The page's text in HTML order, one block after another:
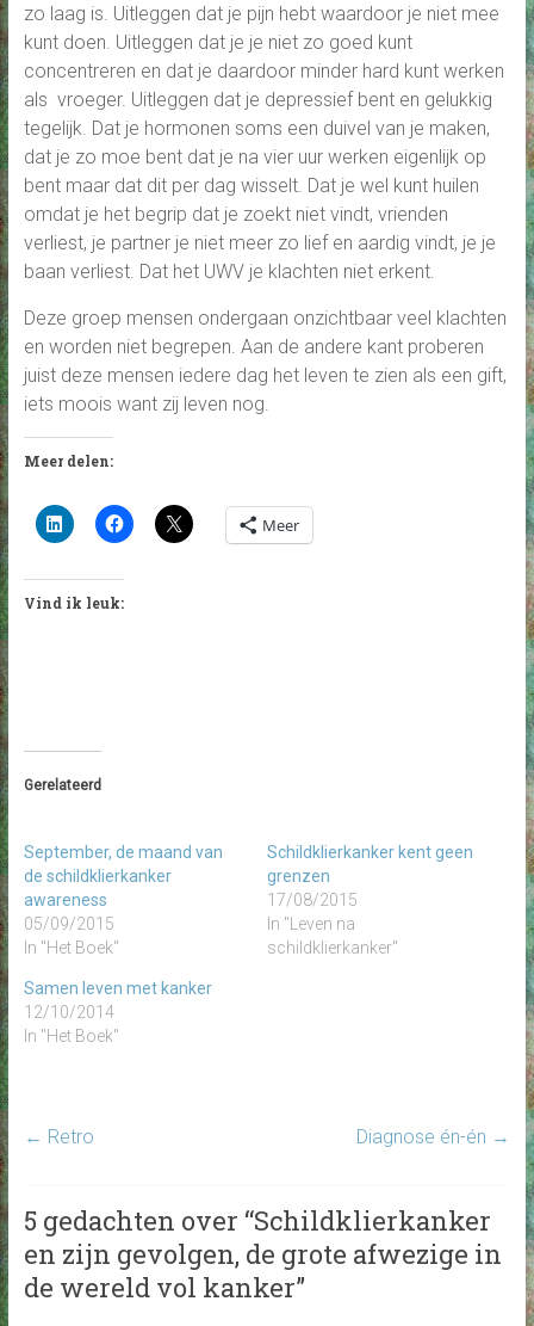
zo laag is. Uitleggen dat je pijn hebt waardoor je niet mee
kunt doen. Uitleggen dat je je niet zo goed kunt
concentreren en dat je daardoor minder hard kunt werken
als vroeger. Uitleggen dat je depressief bent en gelukkig
tegelijk. Dat je hormonen soms een duivel van je maken,
dat je zo moe bent dat je na vier uur werken eigenlijk op
bent maar dat dit per dag wisselt. Dat je wel kunt huilen
omdat je het begrip dat je zoekt niet vindt, vrienden
verliest, je partner je niet meer zo lief en aardig vindt, je je
baan verliest. Dat het UWV je klachten niet erkent.
Deze groep mensen ondergaan onzichtbaar veel klachten
en worden niet begrepen. Aan de andere kant proberen
juist deze mensen iedere dag het leven te zien als een gift,
iets moois want zij leven nog.
Meer delen:
Meer
Vind ik leuk:
Gerelateerd
September, de maand van
de schildklierkanker
awareness
05/09/2015
In "Het Boek"
Schildklierkanker kent geen
grenzen
17/08/2015
In "Leven na
schildklierkanker"
Samen leven met kanker
12/10/2014
In "Het Boek"
← Retro Diagnose én-én →
5 gedachten over “Schildklierkanker
en zijn gevolgen, de grote afwezige in
de wereld vol kanker”